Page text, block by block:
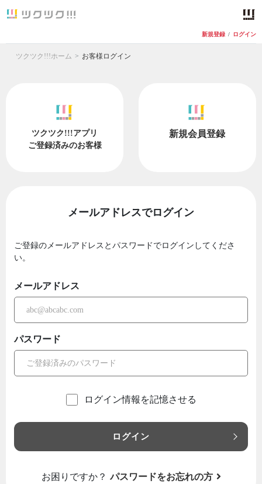
新規登録 / ログイン
ツクツク!!!ホーム お客様ログイン
ツクツク!!!アプリ
ご登録済みのお客様
新規会員登録
メールアドレスでログイン
ご登録のメールアドレスとパスワードでログインしてくださ
い。
メールアドレス
パスワード
ログイン情報を記憶させる
ログイン
お困りですか？ パスワードをお忘れの方